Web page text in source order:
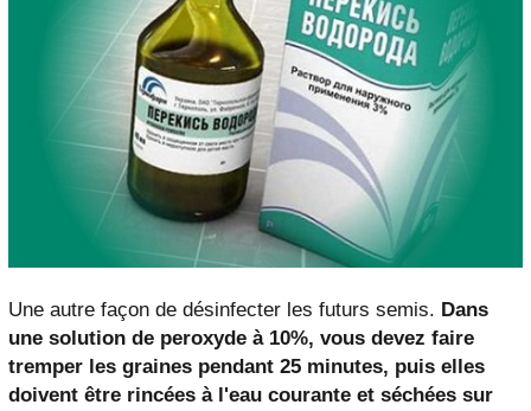
Une autre façon de désinfecter les futurs semis. Dans
une solution de peroxyde à 10%, vous devez faire
tremper les graines pendant 25 minutes, puis elles
doivent être rincées à l'eau courante et séchées sur